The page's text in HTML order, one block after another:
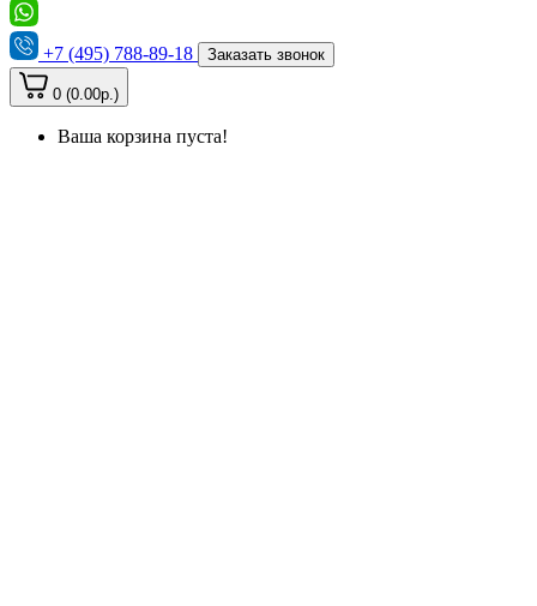
+7 (495) 788-89-18 Заказать звонок
0 (0.00р.)
Ваша корзина пуста!